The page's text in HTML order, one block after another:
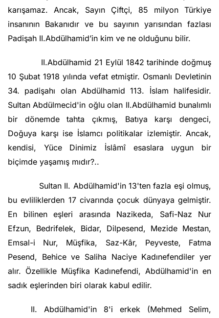
karışamaz. Ancak, Sayın Çiftçi, 85 milyon Türkiye
insanının Bakanıdır ve bu sayının yarısından fazlası
Padişah II.Abdülhamid’in kim ve ne olduğunu bilir.
II.Abdülhamid 21 Eylül 1842 tarihinde doğmuş
10 Şubat 1918 yılında vefat etmiştir. Osmanlı Devletinin
34. padişahı olan Abdülhamid 113. İslam halifesidir.
Sultan Abdülmecid'in oğlu olan II.Abdülhamid bunalımlı
bir dönemde tahta çıkmış, Batıya karşı dengeci,
Doğuya karşı ise İslamcı politikalar izlemiştir. Ancak,
kendisi, Yüce Dinimiz İslâmî esaslara uygun bir
biçimde yaşamış mıdır?..
Sultan II. Abdülhamid'in 13'ten fazla eşi olmuş,
bu evliliklerden 17 civarında çocuk dünyaya gelmiştir.
En bilinen eşleri arasında Nazikeda, Safi-Naz Nur
Efzun, Bedrifelek, Bidar, Dilpesend, Mezide Mestan,
Emsal-i Nur, Müşfika, Saz-Kâr, Peyveste, Fatma
Pesend, Behice ve Saliha Naciye Kadınefendiler yer
alır. Özellikle Müşfika Kadınefendi, Abdülhamid'in en
sadık eşlerinden biri olarak kabul edilir.
II. Abdülhamid'in 8'i erkek (Mehmed Selim,